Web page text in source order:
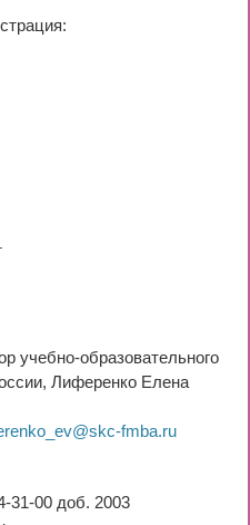
учебно-образовательного
Лиференко Елена
fmba.ru
31-00 доб. 2003